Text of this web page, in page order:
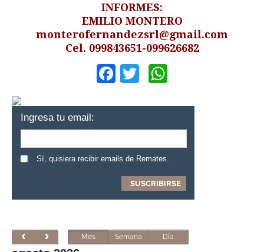
INFORMES:
EMILIO MONTERO
monterofernandezsrl@gmail.com
Cel. 099843651-099626682
Facebook
Twitter
Ingresa tu email:
Sí, quisiera recibir emails de Remates.
Mes Semana Día